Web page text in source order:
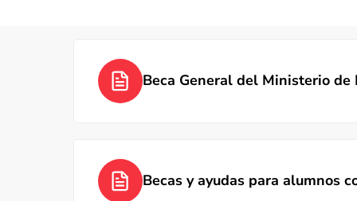
Beca General del Ministerio
Becas y ayudas para alumnos